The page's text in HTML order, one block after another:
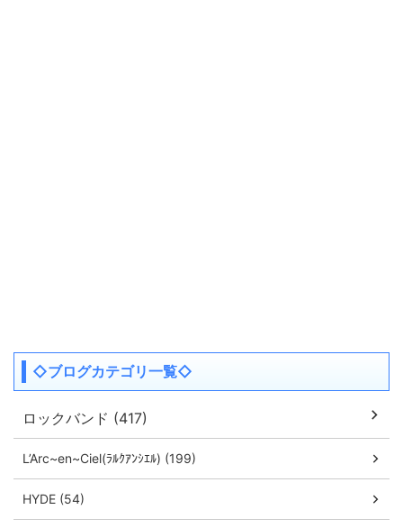
◇ブログカテゴリ一覧◇
ロックバンド (417)
L’Arc~en~Ciel(ﾗﾙｸｱﾝｼｴﾙ) (199)
HYDE (54)